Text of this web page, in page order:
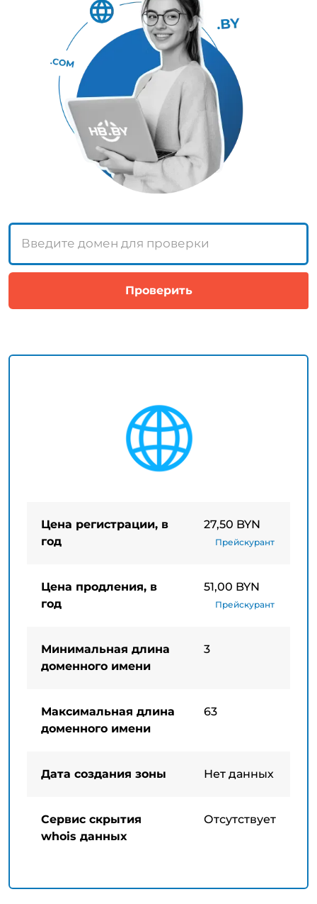
Цена регистрации, в
год
27,50 BYN
Прейскурант
Цена продления, в
год
51,00 BYN
Прейскурант
Минимальная длина
доменного имени
3
Максимальная длина
доменного имени
63
Дата создания зоны Нет данных
Сервис скрытия
whois данных
Отсутствует